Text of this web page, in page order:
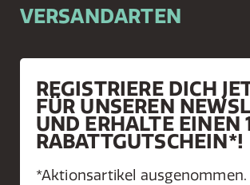
VERSANDARTEN
REGISTRIERE DICH
FÜR UNSEREN
UND ERHALTE EINEN
RABATTGUTSCHEIN*!
*Aktionsartikel ausgenommen.